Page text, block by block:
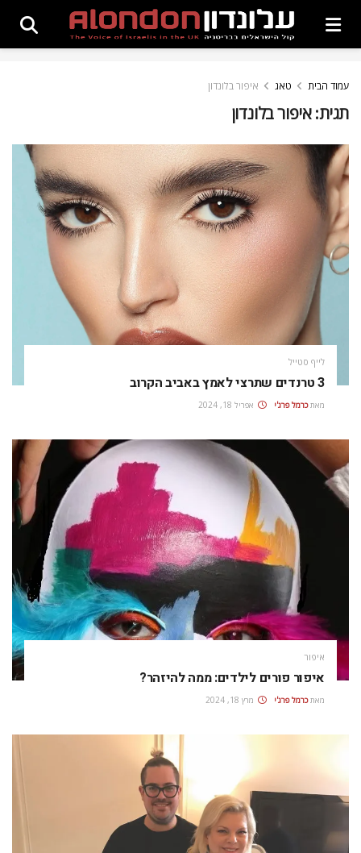
עמוד הבית טאג איפור בלונדון
תגית:איפור בלונדון
לייף סטייל
3 טרנדים שתרצי לאמץ באביב הקרוב
מאת כרמל פרג'י אפריל 18, 2024
איפור
איפור פורים לילדים: ממה להיזהר?
מאת כרמל פרג'י מרץ 18, 2024